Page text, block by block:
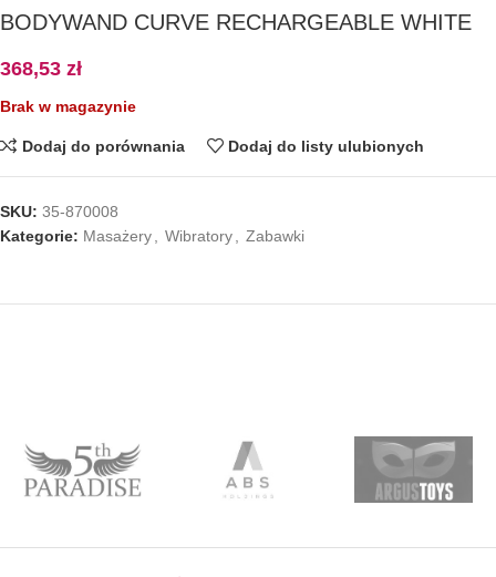
BODYWAND CURVE RECHARGEABLE WHITE
368,53 zł
Brak w magazynie
Dodaj do porównania Dodaj do listy ulubionych
SKU: 35-870008
Kategorie: Masażery, Wibratory, Zabawki